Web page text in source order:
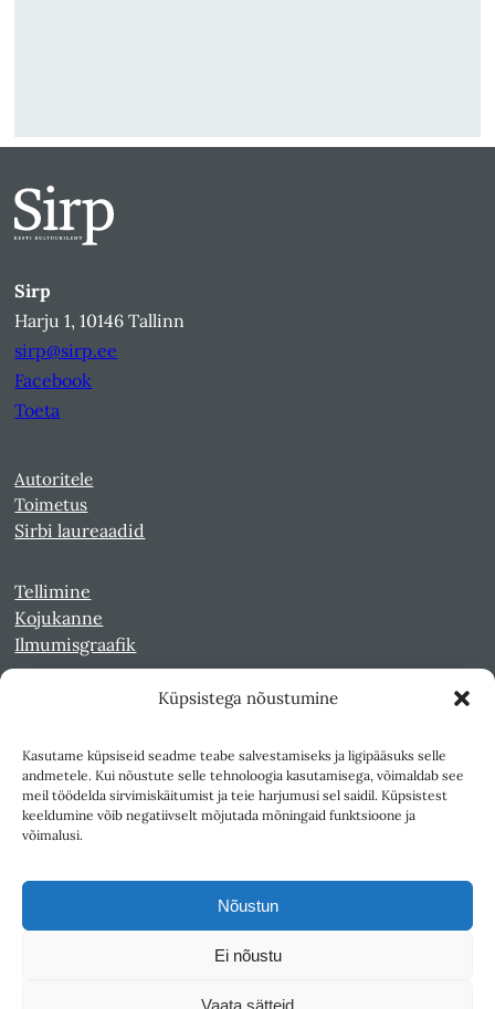
Küpsistega nõustumine
Kasutame küpsiseid seadme teabe salvestamiseks ja ligipääsuks selle
andmetele. Kui nõustute selle tehnoloogia kasutamisega, võimaldab see
meil töödelda sirvimiskäitumist ja teie harjumusi sel saidil. Küpsistest
keeldumine võib negatiivselt mõjutada mõningaid funktsioone ja
võimalusi.
Nõustun
Ei nõustu
Vaata sätteid
Sirp
Harju 1, 10146 Tallinn
sirp@sirp.ee
Facebook
Toeta
Autoritele
Toimetus
Sirbi laureaadid
Tellimine
Kojukanne
Ilmumisgraafik
Kultuurileht 1994-1997
Reede 1989-1990
Sirp ja Vasar 1940-1989
Teksti- ja andmekaeve